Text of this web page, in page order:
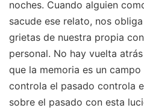
noches. Cuando alguien
sacude ese relato, nos
grietas de nuestra propia
personal. No hay vuelta
que la memoria es un
controla el pasado controla
sobre el pasado con esta